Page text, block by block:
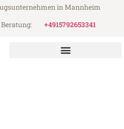
in Mannheim
+4915792653341